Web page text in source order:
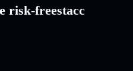
risk-freestacc